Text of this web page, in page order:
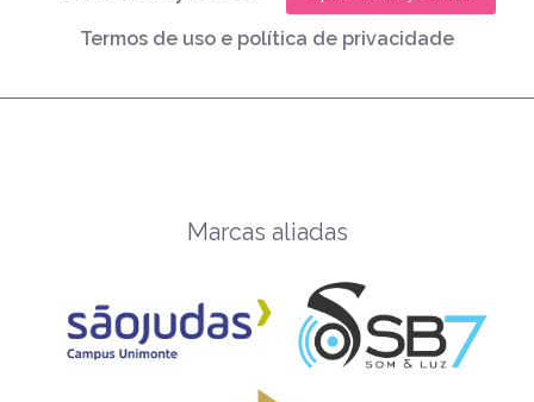
Termos de uso e política de privacidade
Marcas aliadas